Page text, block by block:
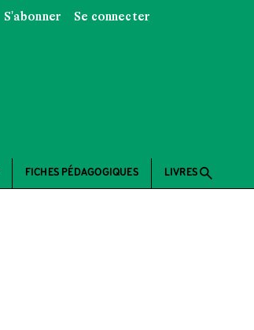
S'abonner Se connecter
FICHES PÉDAGOGIQUES LIVRES search